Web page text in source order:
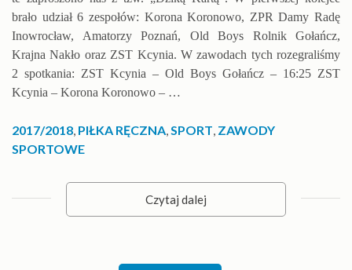
brało udział 6 zespołów: Korona Koronowo, ZPR Damy Radę
Inowrocław, Amatorzy Poznań, Old Boys Rolnik Gołańcz,
Krajna Nakło oraz ZST Kcynia. W zawodach tych rozegraliśmy
2 spotkania: ZST Kcynia – Old Boys Gołańcz – 16:25 ZST
Kcynia – Korona Koronowo – …
2017/2018, PIŁKA RĘCZNA,SPORT, ZAWODY
SPORTOWE
Czytaj dalej